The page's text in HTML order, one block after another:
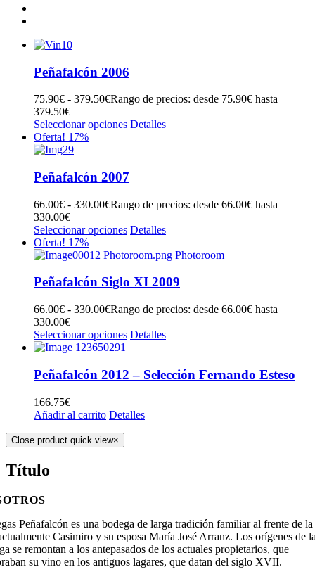
Peñafalcón 2006
75.90€ - 379.50€Rango de precios: desde 75.90€ hasta
379.50€
Seleccionar opciones Detalles
Oferta! 17%
Peñafalcón 2007
66.00€ - 330.00€Rango de precios: desde 66.00€ hasta
330.00€
Seleccionar opciones Detalles
Oferta! 17%
Peñafalcón Siglo XI 2009
66.00€ - 330.00€Rango de precios: desde 66.00€ hasta
330.00€
Seleccionar opciones Detalles
Peñafalcón 2012 – Selección Fernando Esteso
166.75€
Añadir al carrito Detalles
Close product quick view×
Título
Peñafalcón es una bodega de larga tradición familiar al frente de
Casimiro y su esposa María José Arranz. Los orígenes de
se remontan a los antepasados de los actuales propietarios, que
su vino en los antiguos lagares, que datan del siglo XVII.